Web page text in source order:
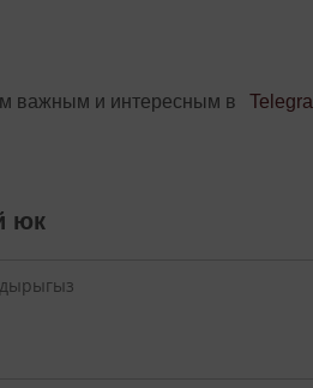
важным и интересным в
юк